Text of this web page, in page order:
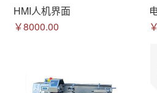
HMI人机界面
￥8000.00